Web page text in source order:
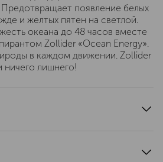
появление белых
и желтых пятен на светлой.
океана до 48 часов вместе
Zollider «Ocean Energy».
в каждом движении. Zollider
лишнего!